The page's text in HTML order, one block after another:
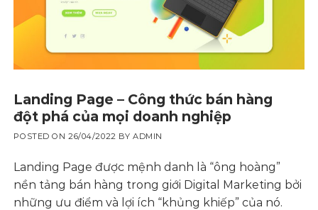
Landing Page – Công thức bán hàng
đột phá của mọi doanh nghiệp
POSTED ON26/04/2022 BY ADMIN
Landing Page được mệnh danh là “ông hoàng”
nền tảng bán hàng trong giới Digital Marketing bởi
những ưu điểm và lợi ích “khủng khiếp” của nó.